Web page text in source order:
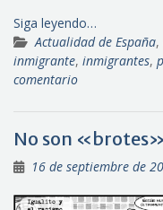
Siga leyendo…
Actualidad de España,
inmigrante, inmigrantes,
comentario
No son «brotes»
16 de septiembre de